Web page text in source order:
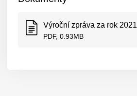
Výroční zpráva za rok 2021
PDF, 0.93MB